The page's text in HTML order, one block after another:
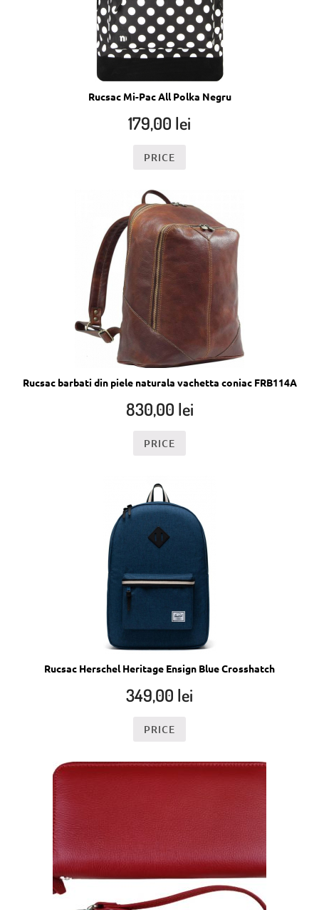
Rucsac Mi-Pac All Polka Negru
179,00 lei
PRICE
Rucsac barbati din piele naturala vachetta coniac FRB114A
830,00 lei
PRICE
Rucsac Herschel Heritage Ensign Blue Crosshatch
349,00 lei
PRICE